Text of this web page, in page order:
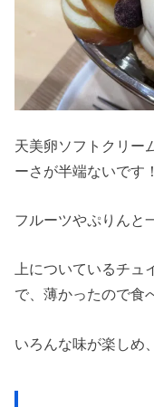
天美卵ソフトクリー
ーさが半端ないです！
フルーツやぷりんと
上についているチュ
で、薄かったので食
いろんな味が楽しめ